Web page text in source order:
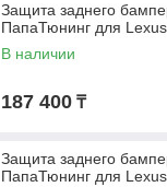
Защита заднего
ПапаТюнинг для
В наличии
187 400 ₸
Защита заднего
ПапаТюнинг для